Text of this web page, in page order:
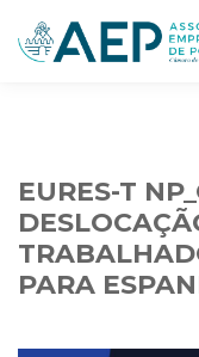
EURES-T
PARA